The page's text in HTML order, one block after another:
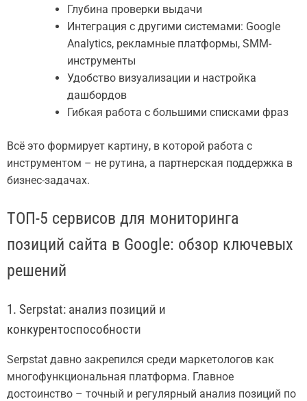
Глубина проверки выдачи
Интеграция с другими системами: Google
Analytics, рекламные платформы, SMM-
инструменты
Удобство визуализации и настройка
дашбордов
Гибкая работа с большими списками фраз
Всё это формирует картину, в которой работа с
инструментом – не рутина, а партнерская поддержка в
бизнес-задачах.
ТОП-5 сервисов для мониторинга
позиций сайта в Google: обзор ключевых
решений
1. Serpstat: анализ позиций и
конкурентоспособности
Serpstat давно закрепился среди маркетологов как
многофункциональная платформа. Главное
достоинство – точный и регулярный анализ позиций по